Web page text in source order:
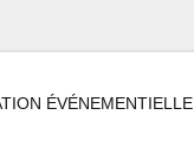
ÉVÉNEMENTIELLE